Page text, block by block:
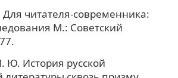
читателя-современника:
М.: Советский
Ю. История русской